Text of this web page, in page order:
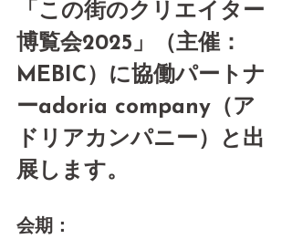
「この街のクリエイター
博覧会2025」（主催：
MEBIC）に協働パートナ
ーadoria company（ア
ドリアカンパニー）と出
展します。
会期：